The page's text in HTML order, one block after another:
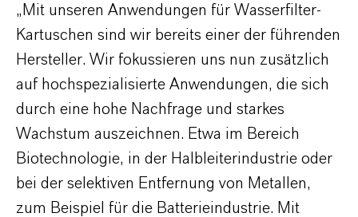
„Mit unseren Anwendungen für Wasserfilter-
Kartuschen sind wir bereits einer der führenden
Hersteller. Wir fokussieren uns nun zusätzlich
auf hochspezialisierte Anwendungen, die sich
durch eine hohe Nachfrage und starkes
Wachstum auszeichnen. Etwa im Bereich
Biotechnologie, in der Halbleiterindustrie oder
bei der selektiven Entfernung von Metallen,
zum Beispiel für die Batterieindustrie. Mit